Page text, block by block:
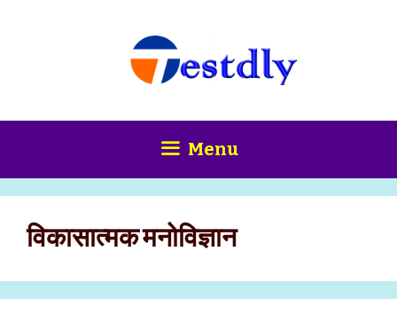
Menu
विकासात्मक मनोविज्ञान